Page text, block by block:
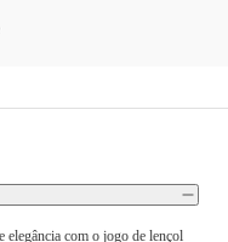
elegância com o jogo de lençol